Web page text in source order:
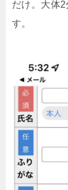
だけ。大体
す。